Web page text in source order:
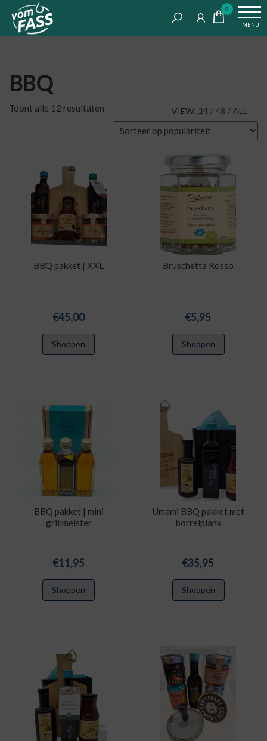
naar
de
0
MENU
BBQ
VIEW: 24 / 48 / ALL
Toont alle 12 resultaten
populariteit
BBQ pakket | XXL
€45,00
Shoppen
Bruschetta Rosso
€5,95
Shoppen
BBQ pakket | mini
grillmeister
€11,95
Shoppen
Umami BBQ pakket met
borrelplank
€35,95
Shoppen